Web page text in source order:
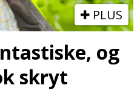
PLUS
og
skryt